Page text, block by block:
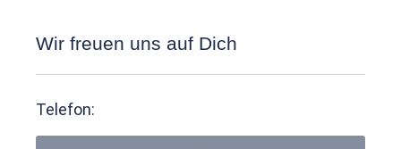
Wir freuen uns auf Dich
Telefon: